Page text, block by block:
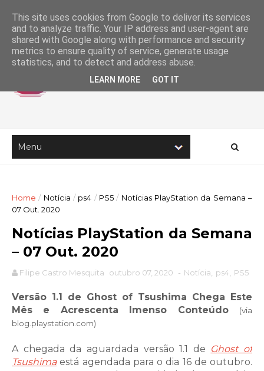
Home / Notícia / ps4 / PS5 / Notícias PlayStation da Semana –
07 Out. 2020
Notícias PlayStation da Semana
– 07 Out. 2020
Filipe Castro Mesquita outubro 07, 2020 - Notícia ps4 PS5
Versão 1.1 de Ghost of Tsushima Chega Este
Mês e Acrescenta Imenso Conteúdo
(via
blog.playstation.com)
A chegada da aguardada versão 1.1 de Ghost of
Tsushimaestá agendada para o dia 16 de outubro.
This site uses cookies from Google to deliver its services
and to analyze traffic. Your IP address and user-agent are
shared with Google along with performance and security
metrics to ensure quality of service, generate usage
statistics, and to detect and address abuse.
LEARN MORE GOT IT